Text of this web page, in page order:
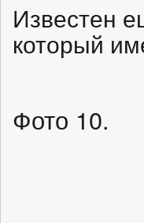
Известен
который
Фото 10.